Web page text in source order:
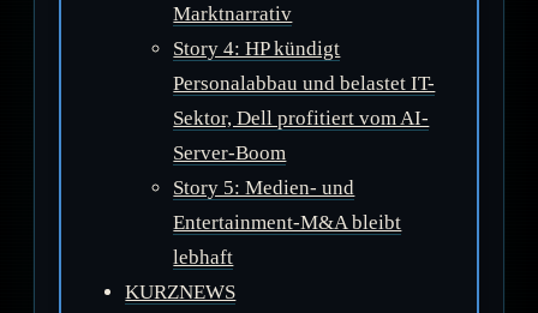
Marktnarrativ
Story 4: HP kündigt
Personalabbau und belastet IT-
Sektor, Dell profitiert vom AI-
Server-Boom
Story 5: Medien- und
Entertainment-M&A bleibt
lebhaft
KURZNEWS